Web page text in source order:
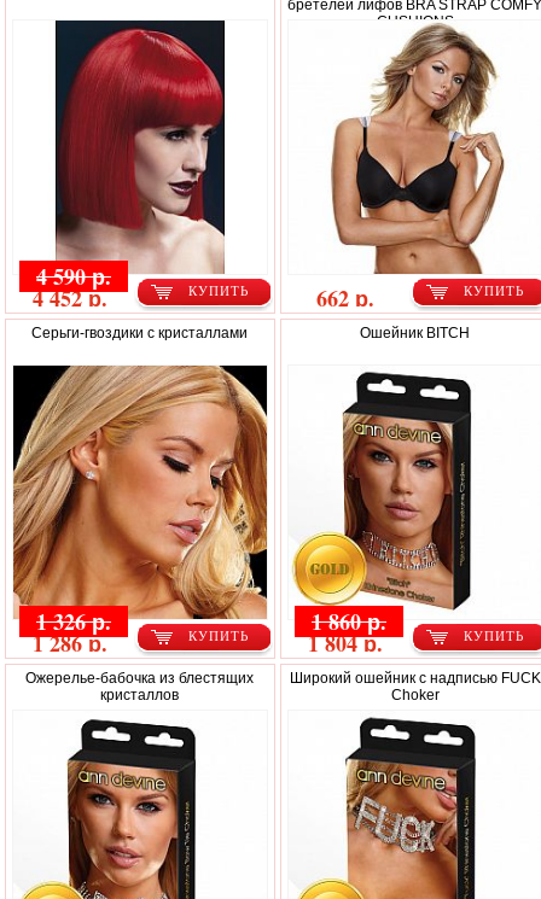
КУПИТЬ
4 590 р.
4 452 р.
бретелей лифов BRA STRAP
CUSHIONS
КУПИТЬ
662 р.
Серьги-гвоздики с кристаллами
КУПИТЬ
1 326 р.
1 286 р.
Ошейник BITCH
КУПИТЬ
1 860 р.
1 804 р.
Ожерелье-бабочка из блестящих
кристаллов
Широкий ошейник с надписью FUCK
Choker